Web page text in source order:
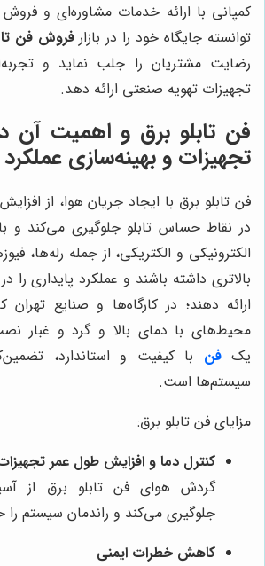
کمپانی با ارائه خدمات مشاوره‌ای و
توانسته جایگاه خود را در بازار فروش فن
رضایت مشتریان را جلب نماید و
تجهیزات تهویه صنعتی ارائه دهد.
فن تابلو برق و اهمیت آن
تجهیزات و بهینه‌سازی
فن تابلو برق با ایجاد جریان هوا، از
در نقاط حساس تابلو جلوگیری می‌کند
الکترونیکی و الکتریکی، از جمله رله‌ها،
بالاتری داشته باشند و عملکرد پایداری
ارائه دهند؛ در کارگاه‌ها و صنایع تهران
محیط‌های با دمای بالا و گرد و غبار
یک فن با کیفیت و استاندارد،
سیستم‌ها است.
مزایای فن تابلو برق:
کنترل دما و افزایش طول عمر
گردش هوای فن تابلو برق از
جلوگیری می‌کند و راندمان سیستم
کاهش خطرات ایمنی